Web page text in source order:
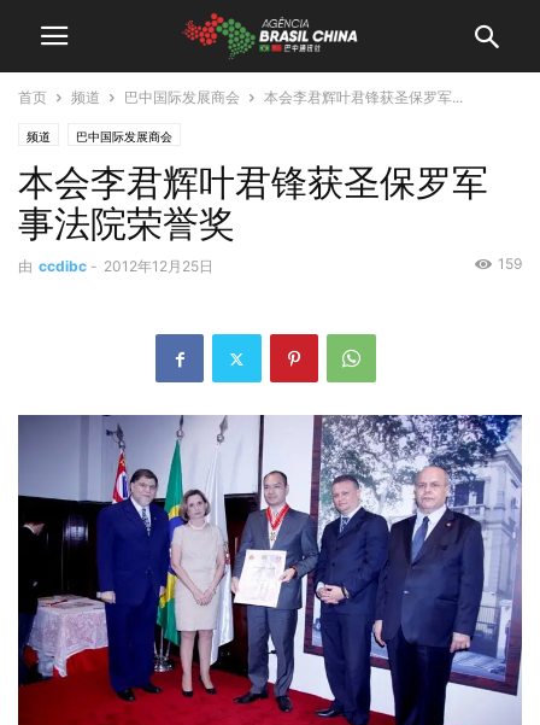
首页 频道 巴中国际发展商会 本会李君辉叶君锋获圣保罗军...
频道 巴中国际发展商会
本会李君辉叶君锋获圣保罗军
事法院荣誉奖
由 ccdibc - 2012年12月25日 159